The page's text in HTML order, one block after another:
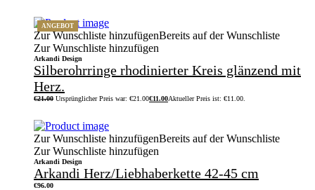
ANGEBOT
Zur Wunschliste hinzufügenBereits auf der Wunschliste
Zur Wunschliste hinzufügen
Arkandi Design
Silberohrringe rhodinierter Kreis glänzend mit
Herz.
€21.00 Ursprünglicher Preis war: €21.00€11.00Aktueller Preis ist: €11.00.
Zur Wunschliste hinzufügenBereits auf der Wunschliste
Zur Wunschliste hinzufügen
Arkandi Design
Arkandi Herz/Liebhaberkette 42-45 cm
€96.00